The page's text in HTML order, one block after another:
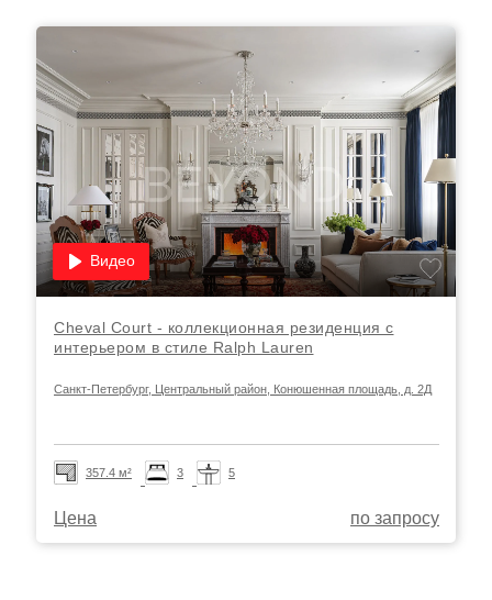
Видео
Cheval Court - коллекционная резиденция с
интерьером в стиле Ralph Lauren
Санкт-Петербург, Центральный район, Конюшенная площадь, д. 2Д
357.4 м² 3 5
Цена по запросу